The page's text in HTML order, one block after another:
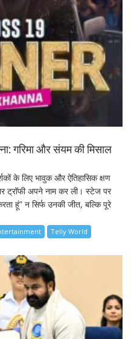
गरिमा और संयम की मिसाल
के लिए भावुक और ऐतिहासिक क्षण
ट्रॉफी अपने नाम कर ली। स्टेज पर
हूं” न सिर्फ उनकी जीत, बल्कि पूरे
Telly World